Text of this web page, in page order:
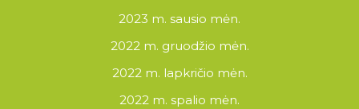
2023 m. sausio mėn.
2022 m. gruodžio mėn.
2022 m. lapkričio mėn.
2022 m. spalio mėn.